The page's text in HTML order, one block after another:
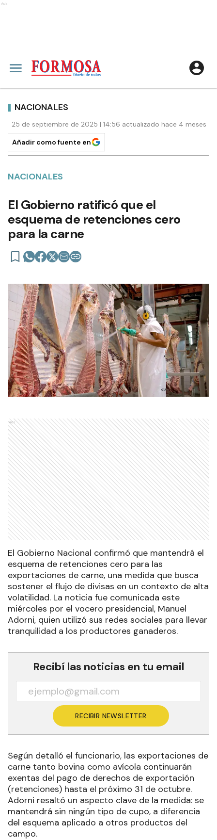
Ads
NACIONALES
25 de septiembre de 2025 | 14:56 actualizado hace 4 meses
Añadir como fuente en
NACIONALES
El Gobierno ratificó que el
esquema de retenciones cero
para la carne
Ads
El Gobierno Nacional confirmó que mantendrá el
esquema de retenciones cero para las
exportaciones de carne, una medida que busca
sostener el flujo de divisas en un contexto de alta
volatilidad. La noticia fue comunicada este
miércoles por el vocero presidencial, Manuel
Adorni, quien utilizó sus redes sociales para llevar
tranquilidad a los productores ganaderos.
Recibí las noticias en tu email
RECIBIR NEWSLETTER
Según detalló el funcionario, las exportaciones de
carne tanto bovina como avícola continuarán
exentas del pago de derechos de exportación
(retenciones) hasta el próximo 31 de octubre.
Adorni resaltó un aspecto clave de la medida: se
mantendrá sin ningún tipo de cupo, a diferencia
del esquema aplicado a otros productos del
campo.